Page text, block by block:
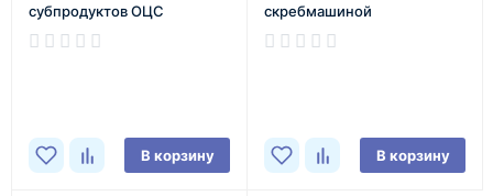
субпродуктов ОЦС
В корзину
скребмашиной
В корзину